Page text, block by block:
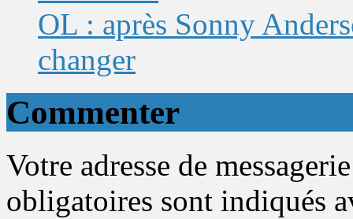
OL : après Sonny
changer
Commenter
Votre adresse de
obligatoires sont indiqués